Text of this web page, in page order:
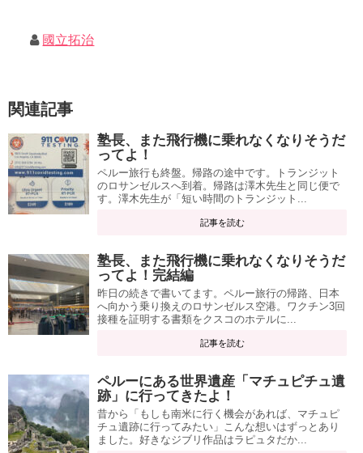
國立拓治
関連記事
塾長、また飛行機に乗れなくなりそうだ
ってよ！
ペルー旅行も終盤。帰路の途中です。トランジット
のロサンゼルスへ到着。帰路は澤木先生と同じ便で
す。澤木先生が「短い時間のトランジット...
記事を読む
塾長、また飛行機に乗れなくなりそうだ
ってよ！完結編
昨日の続きで書いてます。ペルー旅行の帰路、日本
へ向かう乗り換えのロサンゼルス空港。ワクチン3回
接種を証明する書類をクスコのホテルに...
記事を読む
ペルーにある世界遺産「マチュピチュ遺
跡」に行ってきたよ！
昔から「もしも南米に行く機会があれば、マチュピ
チュ遺跡に行ってみたい」こんな想いはずっとあり
ました。好きなジブリ作品はラピュタだか...